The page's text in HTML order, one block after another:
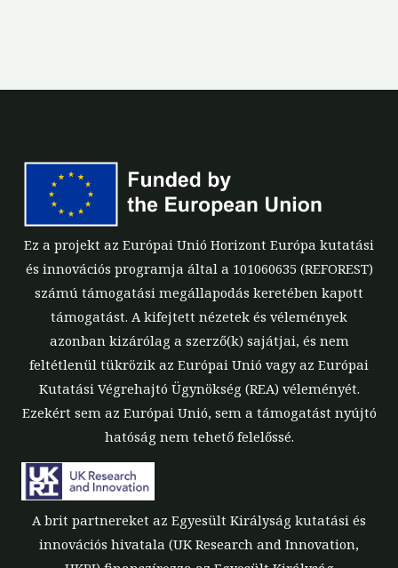
Ez a projekt az Európai Unió Horizont Európa kutatási
és innovációs programja által a 101060635 (REFOREST)
számú támogatási megállapodás keretében kapott
támogatást. A kifejtett nézetek és vélemények
azonban kizárólag a szerző(k) sajátjai, és nem
feltétlenül tükrözik az Európai Unió vagy az Európai
Kutatási Végrehajtó Ügynökség (REA) véleményét.
Ezekért sem az Európai Unió, sem a támogatást nyújtó
hatóság nem tehető felelőssé.
A brit partnereket az Egyesült Királyság kutatási és
innovációs hivatala (UK Research and Innovation,